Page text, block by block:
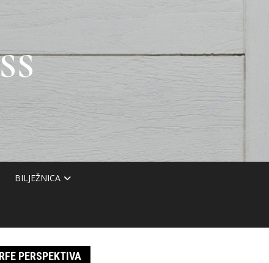
BILJEŽNICA
RFE PERSPEKTIVA